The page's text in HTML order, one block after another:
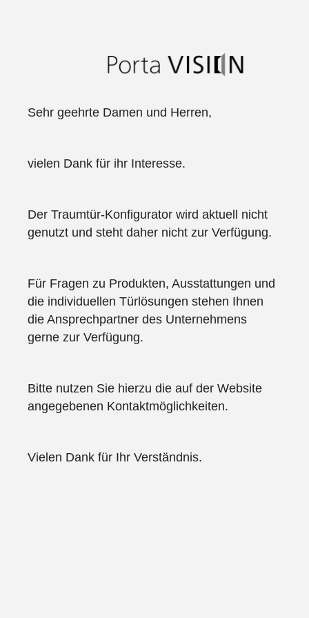
Sehr geehrte Damen und Herren,
vielen Dank für ihr Interesse.
Der Traumtür-Konfigurator wird aktuell nicht
genutzt und steht daher nicht zur Verfügung.
Für Fragen zu Produkten, Ausstattungen und
die individuellen Türlösungen stehen Ihnen
die Ansprechpartner des Unternehmens
gerne zur Verfügung.
Bitte nutzen Sie hierzu die auf der Website
angegebenen Kontaktmöglichkeiten.
Vielen Dank für Ihr Verständnis.